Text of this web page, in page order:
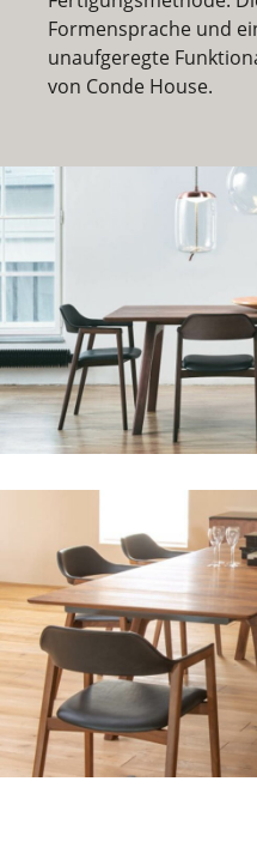
Formensprache und
unaufgeregte
von Conde House.